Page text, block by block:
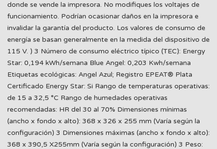
donde se vende la impresora. No modifiques los voltajes de
funcionamiento. Podrían ocasionar daños en la impresora e
invalidar la garantía del producto. Los valores de consumo de
energía se basan generalmente en la medida del dispositivo de
115 V. ) 3 Número de consumo eléctrico típico (TEC): Energy
Star: 0,194 kWh/semana Blue Angel: 0,203 Kwh/semana
Etiquetas ecológicas: Angel Azul; Registro EPEAT® Plata
Certificado Energy Star: Si Rango de temperaturas operativas:
de 15 a 32,5 °C Rango de humedades operativas
recomendadas: HR del 30 al 70% Dimensiones mínimas
(ancho x fondo x alto): 368 x 326 x 255 mm (Varía según la
configuración) 3 Dimensiones máximas (ancho x fondo x alto):
368 x 390,5 X255mm (Varía según la configuración) 3 Peso: